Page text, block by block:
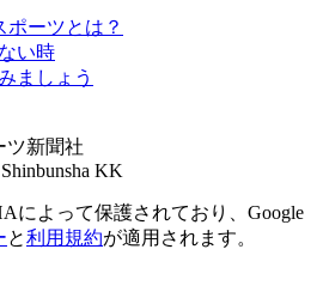
ポーツとは？
い時
ましょう
ツ新聞社
KK
によって保護されており、Google
と利用規約が適用されます。